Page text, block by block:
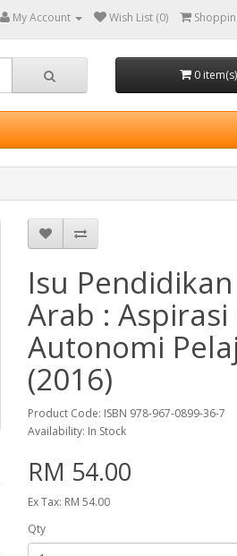
My Account Wish List (0)
0
Isu
Arab :
Autonomi
(2016)
Product Code: ISBN 978-967-0899-36-7
Availability: In Stock
RM 54.00
Ex Tax: RM 54.00
Qty